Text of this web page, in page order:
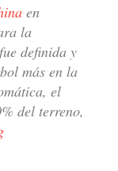
en
la
definida y
más en la
el
del terreno,